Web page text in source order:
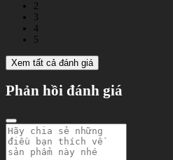
2
3
4
5
Xem tất cả đánh giá
Phản hồi đánh giá